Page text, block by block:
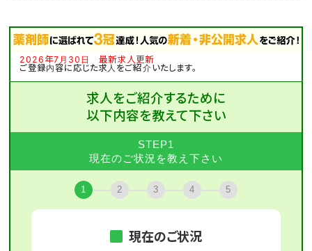
2026年7月30日 最新求人更新
ご登録内容に応じた求人をご紹介いたします。
求人をご紹介するために
以下内容を教えて下さい
STEP1
現在のご状況を教え下さい
1 2 3 4 5
現在のご状況